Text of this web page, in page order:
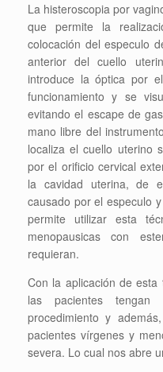
La histeroscopia por
que permite la
colocación del especulo
anterior del cuello
introduce la óptica por
funcionamiento y se
evitando el escape de
mano libre del
localiza el cuello uterino
por el orificio cervical
la cavidad uterina, de
causado por el especulo
permite utilizar esta
menopausicas con
requieran.
Con la aplicación de
las pacientes tengan
procedimiento y
pacientes vírgenes y
severa. Lo cual nos abre